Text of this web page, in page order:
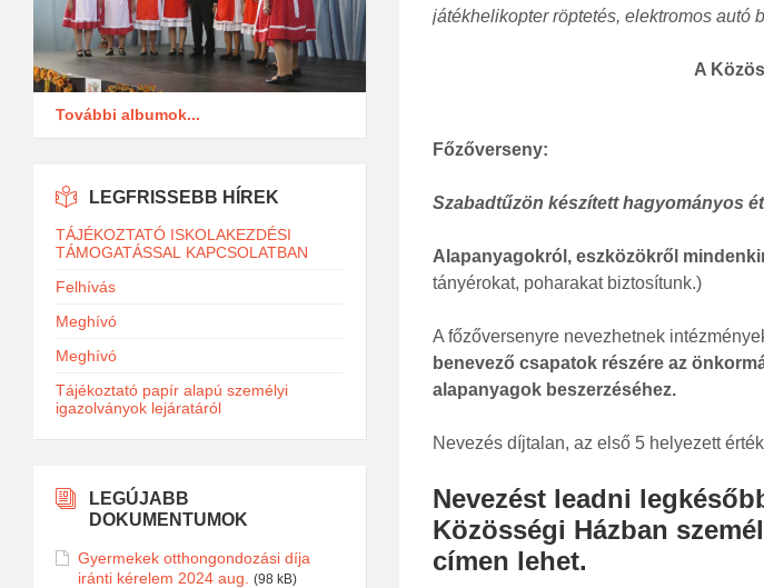
játékhelikopter röptetés, elektromos autó
A
Főzőverseny:
Szabadtűzön készített hagyományos
Alapanyagokról, eszközökről
tányérokat, poharakat biztosítunk.)
A főzőversenyre nevezhetnek
benevező csapatok részére az
alapanyagok beszerzéséhez.
Nevezés díjtalan, az első 5 helyezett
Nevezést leadni
Közösségi Házban
címen lehet.
További albumok...
LEGFRISSEBB HÍREK
TÁJÉKOZTATÓ ISKOLAKEZDÉSI
TÁMOGATÁSSAL KAPCSOLATBAN
Felhívás
Meghívó
Meghívó
Tájékoztató papír alapú személyi
igazolványok lejáratáról
LEGÚJABB
DOKUMENTUMOK
Gyermekek otthongondozási díja
iránti kérelem 2024 aug.
(98 kB)